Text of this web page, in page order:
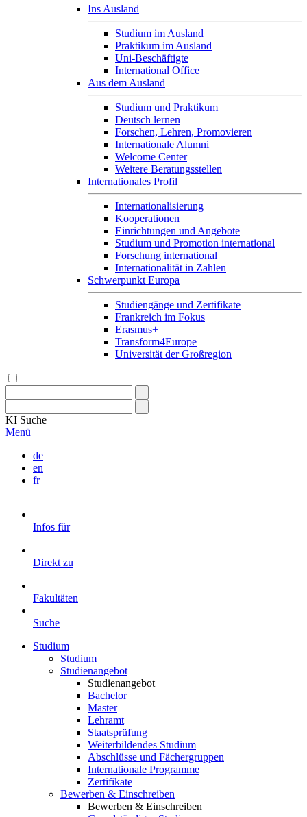
Ins Ausland
Studium im Ausland
Praktikum im Ausland
Uni-Beschäftigte
International Office
Aus dem Ausland
Studium und Praktikum
Deutsch lernen
Forschen, Lehren, Promovieren
Internationale Alumni
Welcome Center
Weitere Beratungsstellen
Internationales Profil
Internationalisierung
Kooperationen
Einrichtungen und Angebote
Studium und Promotion international
Forschung international
Internationalität in Zahlen
Schwerpunkt Europa
Studiengänge und Zertifikate
Frankreich im Fokus
Erasmus+
Transform4Europe
Universität der Großregion
KI Suche
Menü
de
en
fr
Infos für
Direkt zu
Fakultäten
Suche
Studium
Studium
Studienangebot
Studienangebot
Bachelor
Master
Lehramt
Staatsprüfung
Weiterbildendes Studium
Abschlüsse und Fächergruppen
Internationale Programme
Zertifikate
Bewerben & Einschreiben
Bewerben & Einschreiben